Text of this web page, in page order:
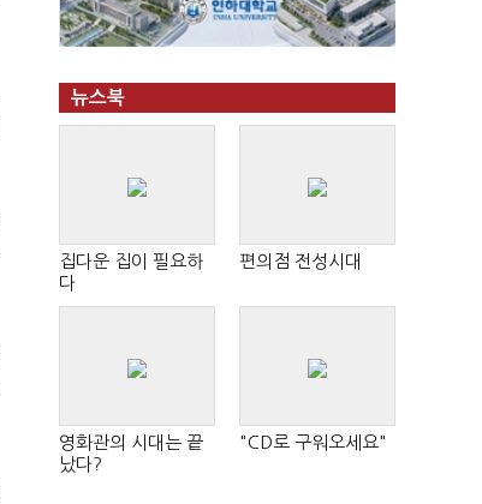
뉴스북
집다운 집이 필요하
다
편의점 전성시대
영화관의 시대는 끝
났다?
"CD로 구워오세요"